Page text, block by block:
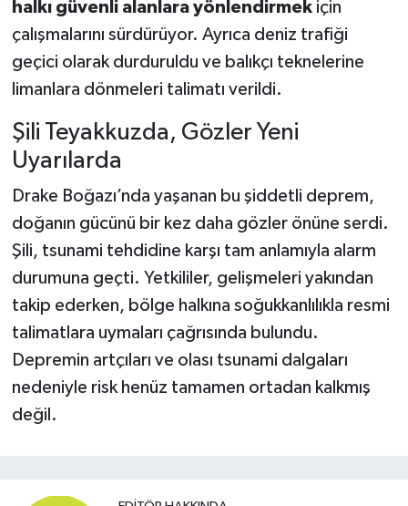
halkı güvenli alanlara yönlendirmekiçin
çalışmalarını sürdürüyor. Ayrıca deniz trafiği
geçici olarak durduruldu ve balıkçı teknelerine
limanlara dönmeleri talimatı verildi.
Şili Teyakkuzda, Gözler Yeni
Uyarılarda
Drake Boğazı’nda yaşanan bu şiddetli deprem,
doğanın gücünü bir kez daha gözler önüne serdi.
Şili, tsunami tehdidine karşı tam anlamıyla alarm
durumuna geçti. Yetkililer, gelişmeleri yakından
takip ederken, bölge halkına soğukkanlılıkla resmi
talimatlara uymaları çağrısında bulundu.
Depremin artçıları ve olası tsunami dalgaları
nedeniyle risk henüz tamamen ortadan kalkmış
değil.